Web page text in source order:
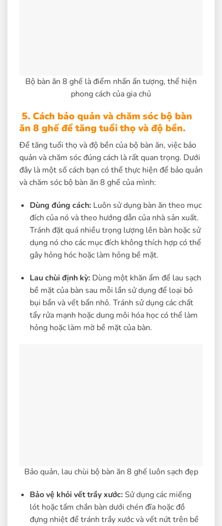
Bộ bàn ăn 8 ghế là điểm nhấn ấn tượng, thể hiện
phong cách của gia chủ
5. Cách bảo quản và chăm sóc bộ bàn
ăn 8 ghế để tăng tuổi thọ và độ bền.
Để tăng tuổi thọ và độ bền của bộ bàn ăn, việc bảo
quản và chăm sóc đúng cách là rất quan trọng. Dưới
đây là một số cách bạn có thể thực hiện để bảo quản
và chăm sóc bộ bàn ăn 8 ghế của mình:
Dùng đúng cách:Luôn sử dụng bàn ăn theo mục
đích của nó và theo hướng dẫn của nhà sản xuất.
Tránh đặt quá nhiều trọng lượng lên bàn hoặc sử
dụng nó cho các mục đích không thích hợp có thể
gây hỏng hóc hoặc làm hỏng bề mặt.
Lau chùi định kỳ:Dùng một khăn ẩm để lau sạch
bề mặt của bàn sau mỗi lần sử dụng để loại bỏ
bụi bẩn và vết bẩn nhỏ. Tránh sử dụng các chất
tẩy rửa mạnh hoặc dung môi hóa học có thể làm
hỏng hoặc làm mờ bề mặt của bàn.
Bảo quản, lau chùi bộ bàn ăn 8 ghế luôn sạch đẹp
Bảo vệ khỏi vết trầy xước:Sử dụng các miếng
lót hoặc tấm chắn bàn dưới chén đĩa hoặc đồ
đựng nhiệt để tránh trầy xước và vết nứt trên bề